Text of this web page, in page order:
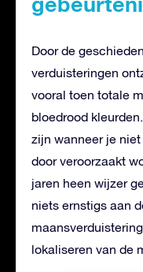
Door de
verduisteringen
vooral toen totale
bloedrood
zijn wanneer je
door veroorzaakt
jaren heen wijzer
niets ernstigs aan
lokaliseren van de